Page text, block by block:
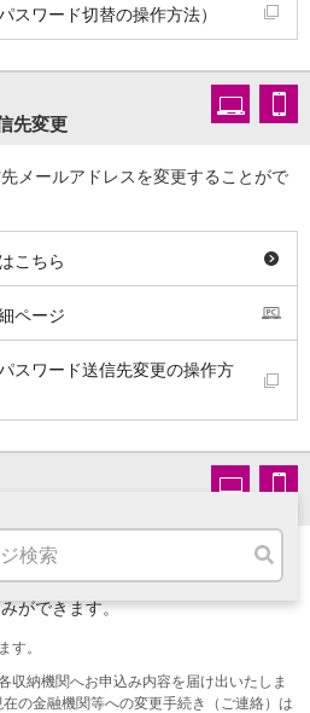
スワード切替の操作方法）
先変更
メールアドレスを変更することがで
こちら
ページ
スワード送信先変更の操作方
日本、NTT西日本）、電気料金（東
西電力）、ガス料金（東京ガス、東
ができます。
す。
収納機関へお申込み内容を届け出いたしま
の金融機関等への変更手続き（ご連絡）は